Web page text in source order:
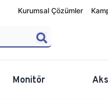
Kurumsal Çözümler
Monitör